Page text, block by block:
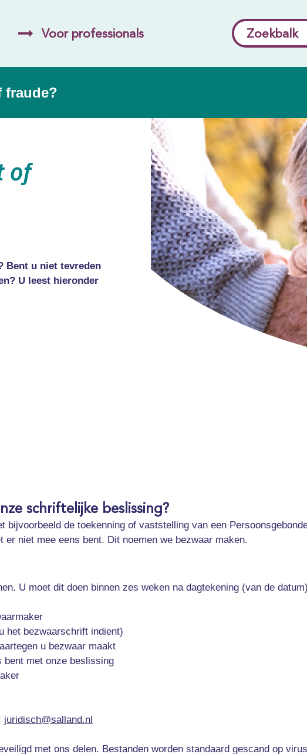
Voor professionals Zoekbalk
fraude?
of
Bent u niet tevreden
U leest hieronder
schriftelijke beslissing?
bijvoorbeeld de toekenning of vaststelling van een
er niet mee eens bent. Dit noemen we bezwaar maken.
U moet dit doen binnen zes weken na dagtekening (van de
het bezwaarschrift indient)
u bezwaar maakt
bent met onze beslissing
juridisch@salland.nl
met ons delen. Bestanden worden standaard gescand op